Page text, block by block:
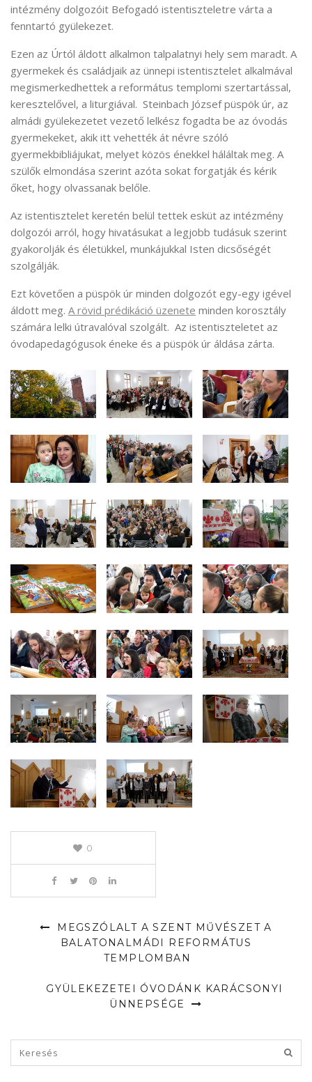
intézmény dolgozóit Befogadó istentiszteletre várta a
fenntartó gyülekezet.
Ezen az Úrtól áldott alkalmon talpalatnyi hely sem maradt. A
gyermekek és családjaik az ünnepi istentisztelet alkalmával
megismerkedhettek a református templomi szertartással,
keresztelővel, a liturgiával. Steinbach József püspök úr, az
almádi gyülekezetet vezető lelkész fogadta be az óvodás
gyermekeket, akik itt vehették át névre szóló
gyermekbibliájukat, melyet közös énekkel háláltak meg. A
szülők elmondása szerint azóta sokat forgatják és kérik
őket, hogy olvassanak belőle.
Az istentisztelet keretén belül tettek esküt az intézmény
dolgozói arról, hogy hivatásukat a legjobb tudásuk szerint
gyakorolják és életükkel, munkájukkal Isten dicsőségét
szolgálják.
Ezt követően a püspök úr minden dolgozót egy-egy igével
áldott meg. A rövid prédikáció üzenete minden korosztály
számára lelki útravalóval szolgált. Az istentiszteletet az
óvodapedagógusok éneke és a püspök úr áldása zárta.
0
MEGSZÓLALT A SZENT MŰVÉSZET A
BALATONALMÁDI REFORMÁTUS
TEMPLOMBAN
GYÜLEKEZETEI ÓVODÁNK KARÁCSONYI
ÜNNEPSÉGE